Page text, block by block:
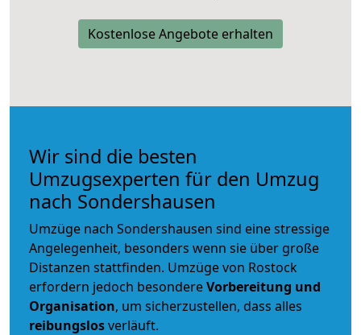
Kostenlose Angebote erhalten
Wir sind die besten
Umzugsexperten für den Umzug
nach Sondershausen
Umzüge nach Sondershausen sind eine stressige
Angelegenheit, besonders wenn sie über große
Distanzen stattfinden. Umzüge von Rostock
erfordern jedoch besondereVorbereitung und
Organisation, um sicherzustellen, dass alles
reibungslosverläuft.